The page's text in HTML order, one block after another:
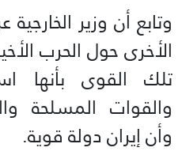
وتابع أن وزير
الأخرى حول الحرب
تلك القوى بأنها
والقوات المسلحة
وأن إيران دولة قوية.